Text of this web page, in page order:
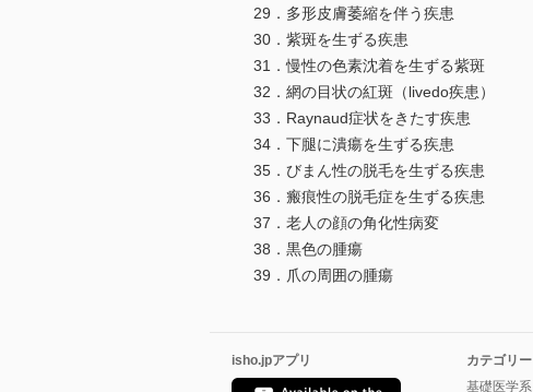
29．多形皮膚萎縮を伴う疾患
30．紫斑を生ずる疾患
31．慢性の色素沈着を生ずる紫斑
32．網の目状の紅斑（livedo疾患）
33．Raynaud症状をきたす疾患
34．下腿に潰瘍を生ずる疾患
35．びまん性の脱毛を生ずる疾患
36．瘢痕性の脱毛症を生ずる疾患
37．老人の顔の角化性病変
38．黒色の腫瘍
39．爪の周囲の腫瘍
isho.jpアプリ
カテゴリー
基礎医学系